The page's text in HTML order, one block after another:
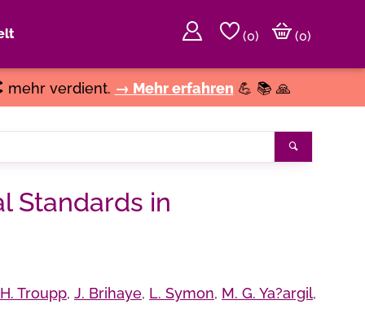
(0)
(0)
mehr verdient. → Mehr erfahren 💪 📚 🙏
Standards in
H. Troupp, J. Brihaye, L. Symon, M. G. Ya?argil,